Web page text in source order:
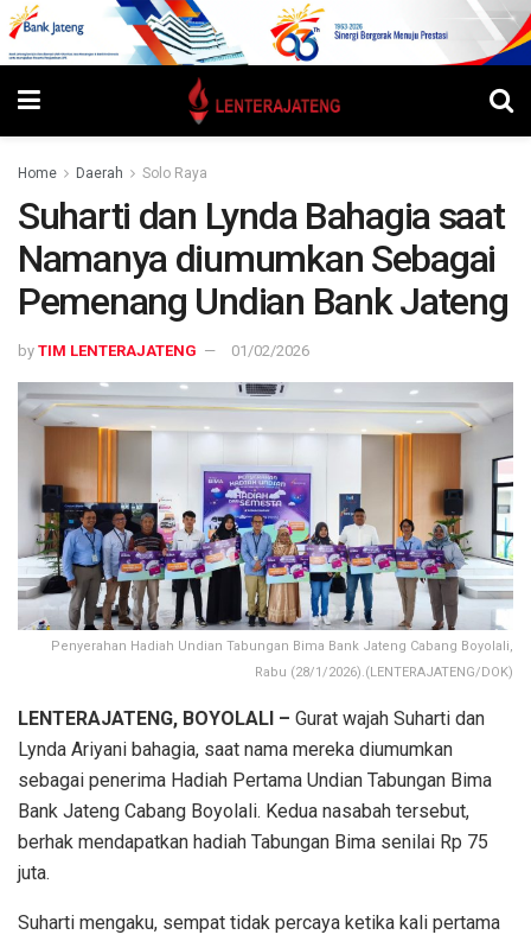
Home Daerah Solo Raya
Suharti dan Lynda Bahagia saat
Namanya diumumkan Sebagai
Pemenang Undian Bank Jateng
by TIM LENTERAJATENG 01/02/2026
Penyerahan Hadiah Undian Tabungan Bima Bank Jateng Cabang Boyolali,
Rabu (28/1/2026).(LENTERAJATENG/DOK)
LENTERAJATENG, BOYOLALI – Gurat wajah Suharti dan
Lynda Ariyani bahagia, saat nama mereka diumumkan
sebagai penerima Hadiah Pertama Undian Tabungan Bima
Bank Jateng Cabang Boyolali. Kedua nasabah tersebut,
berhak mendapatkan hadiah Tabungan Bima senilai Rp 75
juta.
Suharti mengaku, sempat tidak percaya ketika kali pertama